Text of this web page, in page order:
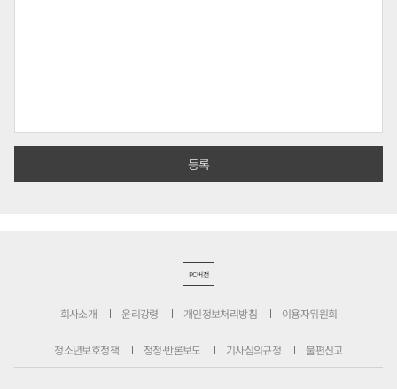
PC버전
회사소개 윤리강령 개인정보처리방침 이용자위원회
청소년보호정책 정정·반론보도 기사심의규정 불편신고